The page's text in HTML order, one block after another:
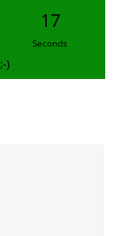
16
Seconds
)